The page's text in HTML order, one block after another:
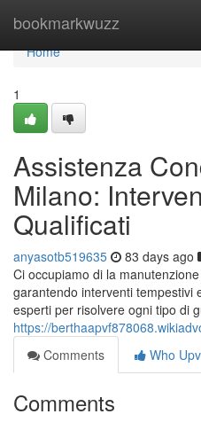
bookmarkwuzz
Home
Home
1
Assistenza
Milano:
Qualificati
anyasotb519635 83 days ago
Ci occupiamo di la
garantendo interventi tempestivi
esperti per risolvere ogni tipo di
https://
Comments
Who
Comments